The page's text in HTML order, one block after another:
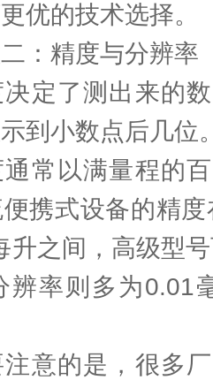
优的技术选择。
精度与分辨率
了测出来的数
到小数点后几位
以满量程的百
携式设备的精
升之间，高级型
辨率则多为0.01
的是，很多厂